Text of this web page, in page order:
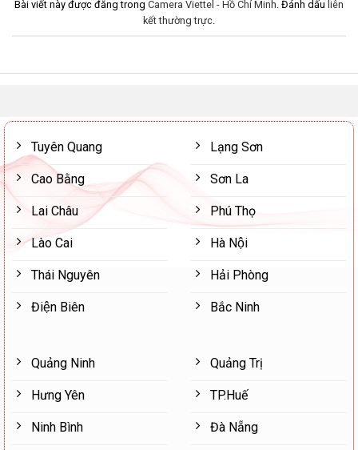
Bài viết này được đăng trong Camera Viettel - Hồ Chí Minh. Đánh dấu liên
kết thường trực.
Tuyên Quang
Cao Bằng
Lai Châu
Lào Cai
Thái Nguyên
Điện Biên
Lạng Sơn
Sơn La
Phú Thọ
Hà Nội
Hải Phòng
Bắc Ninh
Quảng Ninh
Hưng Yên
Ninh Bình
Quảng Trị
TP.Huế
Đà Nẵng